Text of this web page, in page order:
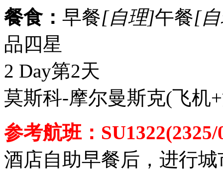
餐食： 早餐[自理]午餐[
品四星
2 Day第2天
莫斯科-摩尔曼斯克(飞机
参考航班：SU1322(2325/
酒店自助早餐后，进行